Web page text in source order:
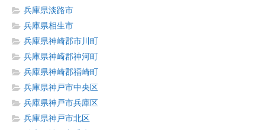
兵庫県淡路市
兵庫県相生市
兵庫県神崎郡市川町
兵庫県神崎郡神河町
兵庫県神崎郡福崎町
兵庫県神戸市中央区
兵庫県神戸市兵庫区
兵庫県神戸市北区